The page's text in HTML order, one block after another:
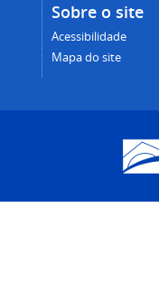
Sobre o site
Acessibilidade
Mapa do site